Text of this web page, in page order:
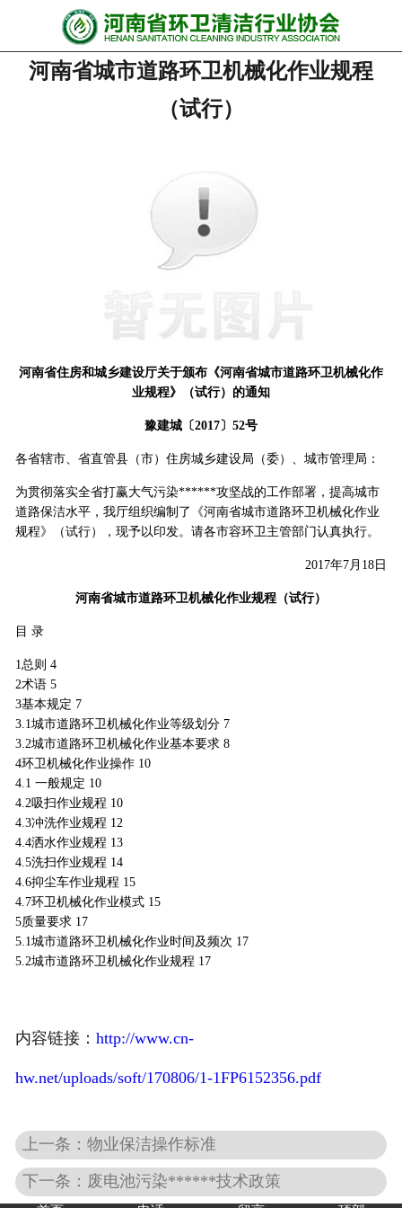
网站首页
协会动态
关于协会
河南省城市道路环卫机械化作业规程
（试行）
河南省住房和城乡建设厅关于颁布《河南省城市道路环卫机械化作
业规程》（试行）的通知
豫建城〔2017〕52号
各省辖市、省直管县（市）住房城乡建设局（委）、城市管理局：
为贯彻落实全省打赢大气污染******攻坚战的工作部署，提高城市
道路保洁水平，我厅组织编制了《河南省城市道路环卫机械化作业
规程》（试行），现予以印发。请各市容环卫主管部门认真执行。
2017年7月18日
河南省城市道路环卫机械化作业规程（试行）
目 录
1总则 4
2术语 5
3基本规定 7
3.1城市道路环卫机械化作业等级划分 7
3.2城市道路环卫机械化作业基本要求 8
4环卫机械化作业操作 10
4.1 一般规定 10
4.2吸扫作业规程 10
4.3冲洗作业规程 12
4.4洒水作业规程 13
4.5洗扫作业规程 14
4.6抑尘车作业规程 15
4.7环卫机械化作业模式 15
5质量要求 17
5.1城市道路环卫机械化作业时间及频次 17
5.2城市道路环卫机械化作业规程 17
内容链接： http://www.cn-
hw.net/uploads/soft/170806/1-1FP6152356.pdf
上一条：物业保洁操作标准
下一条：废电池污染******技术政策